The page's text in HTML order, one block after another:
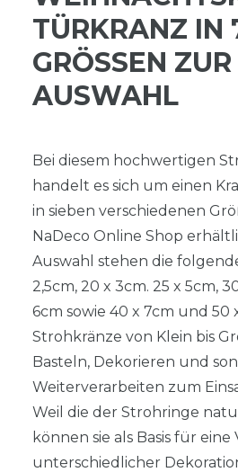
TÜRKRANZ IN
GRÖSSEN ZUR A
USWAHL
Bei diesem hochwertigen
handelt es sich um einen
in sieben verschiedenen
NaDeco Online Shop
Auswahl stehen die
2,5cm, 20 x 3cm. 25 x 5cm,
6cm sowie 40 x 7cm und 50
Strohkränze von Klein bis
Basteln, Dekorieren und
Weiterverarbeiten zum
Weil die der Strohringe
können sie als Basis für eine
unterschiedlicher